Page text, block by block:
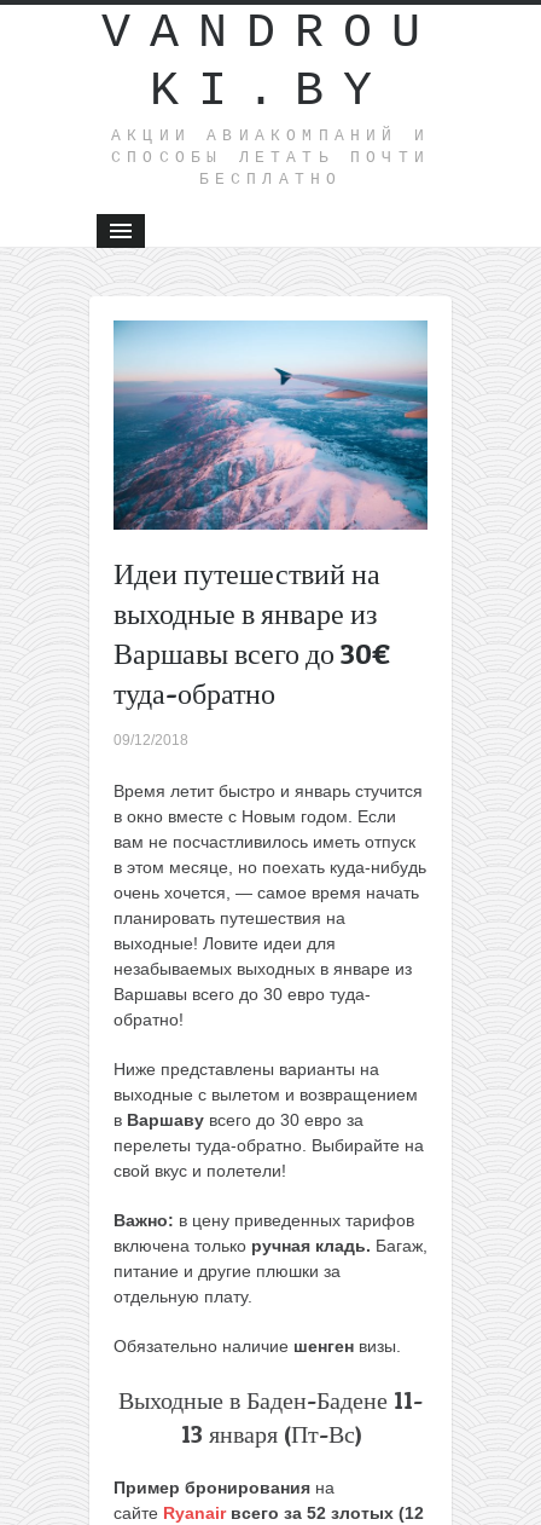
VANDROU
KI.BY
АКЦИИ АВИАКОМПАНИЙ И
СПОСОБЫ ЛЕТАТЬ ПОЧТИ
БЕСПЛАТНО
Идеи путешествий на
выходные в январе из
Варшавы всего до 30€
туда-обратно
09/12/2018
Время летит быстро и январь стучится
в окно вместе с Новым годом. Если
вам не посчастливилось иметь отпуск
в этом месяце, но поехать куда-нибудь
очень хочется, — самое время начать
планировать путешествия на
выходные! Ловите идеи для
незабываемых выходных в январе из
Варшавы всего до 30 евро туда-
обратно!
Ниже представлены варианты на
выходные с вылетом и возвращением
в Варшаву всего до 30 евро за
перелеты туда-обратно. Выбирайте на
свой вкус и полетели!
Важно: в цену приведенных тарифов
включена только ручная кладь. Багаж,
питание и другие плюшки за
отдельную плату.
Обязательно наличие шенген визы.
Выходные в Баден-Бадене 11-
13 января (Пт-Вс)
Пример бронирования на
сайте Ryanair всего за 52 злотых (12
На
тур по
Хайнань
Москвы
всего за
275€!
все еще